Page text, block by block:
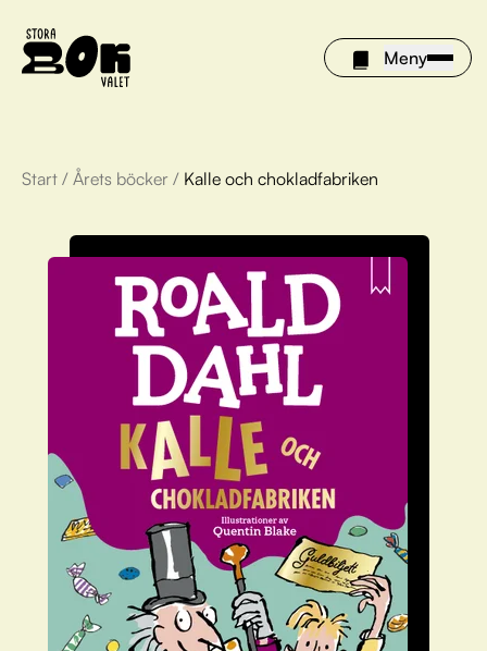
Meny
Årets böcker
Om Stora bokvalet
Olivia tipsar
Vinnare
För bibliotek
Start / Årets böcker / Kalle och chokladfabriken